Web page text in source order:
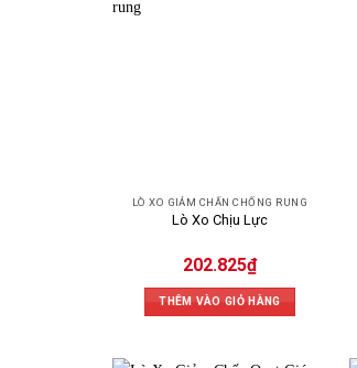
LÒ XO GIẢM CHẤN CHỐNG RUNG
Lò Xo Chịu Lực
202.825₫
THÊM VÀO GIỎ HÀNG